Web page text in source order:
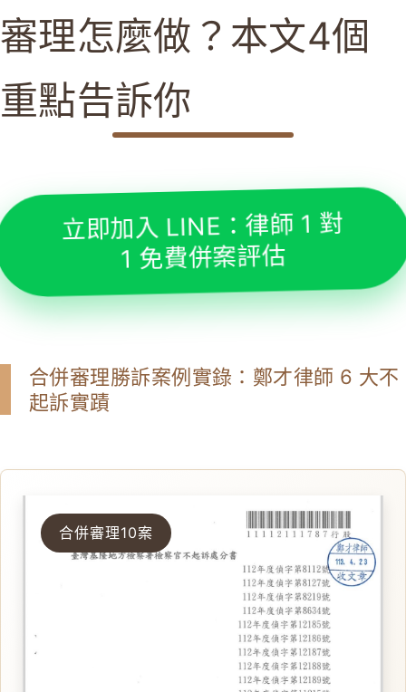
審理怎麼做？本文4個
重點告訴你
立即加入 LINE：律師 1 對
1 免費併案評估
合併審理勝訴案例實錄：鄭才律師 6 大不
起訴實蹟
合併審理10案